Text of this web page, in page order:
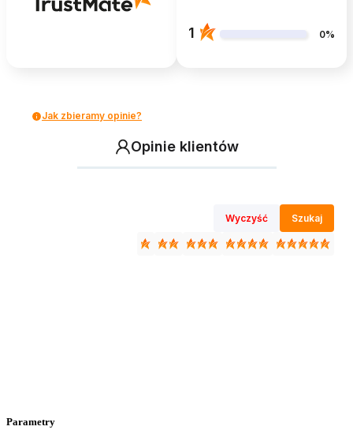
1 0%
Jak zbieramy opinie?
Opinie klientów
Wyczyść Szukaj
Parametry